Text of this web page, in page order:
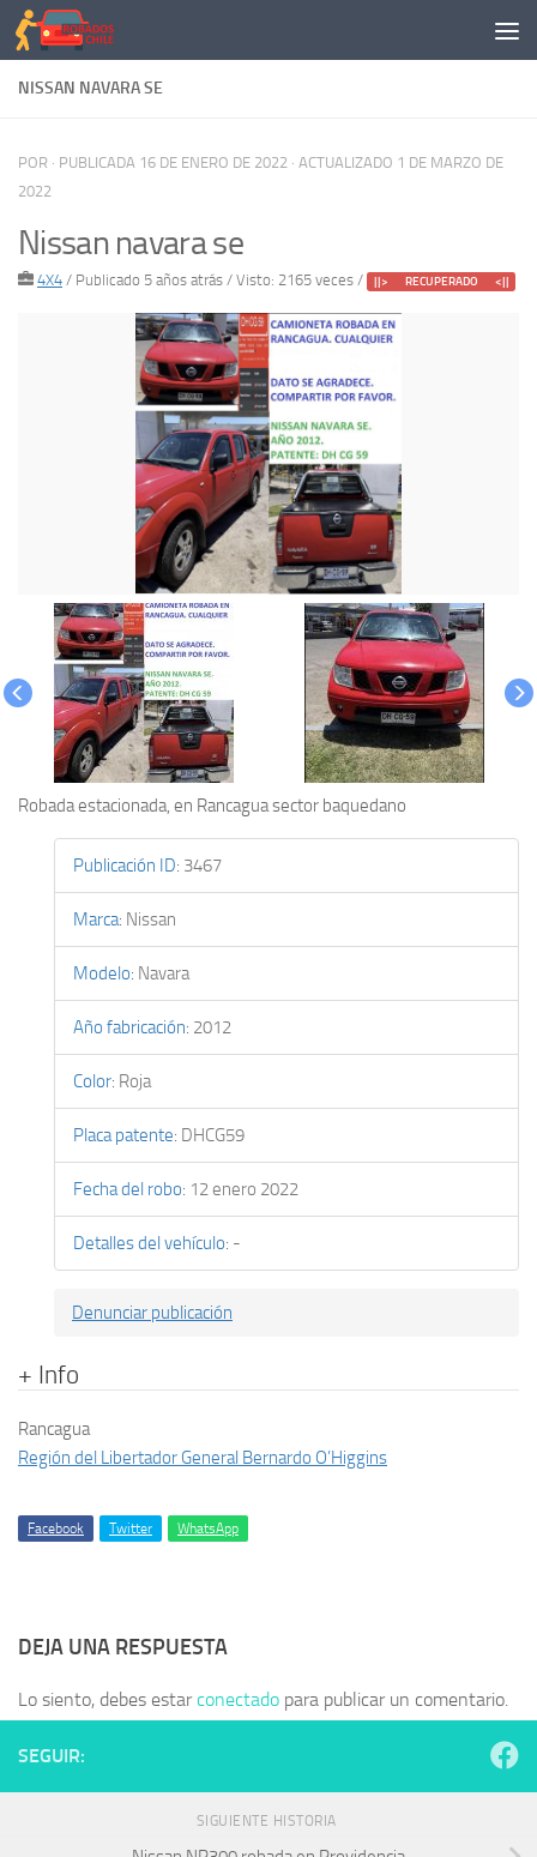
Saltar al contenido
NISSAN NAVARA SE
POR · PUBLICADA 16 DE ENERO DE 2022 · ACTUALIZADO 1 DE MARZO DE
2022
Nissan navara se
4X4 / Publicado 5 años atrás / Visto: 2165 veces / ||> RECUPERADO <||
Robada estacionada, en Rancagua sector baquedano
Publicación ID: 3467
Marca: Nissan
Modelo: Navara
Año fabricación: 2012
Color: Roja
Placa patente: DHCG59
Fecha del robo: 12 enero 2022
Detalles del vehículo: -
Denunciar publicación
+ Info
Rancagua
Región del Libertador General Bernardo O’Higgins
Facebook Twitter WhatsApp
DEJA UNA RESPUESTA
Lo siento, debes estarconectado para publicar un comentario.
SEGUIR:
SIGUIENTE HISTORIA